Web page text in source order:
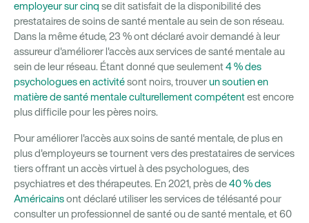
employeur sur cinq se dit satisfait de la disponibilité des
prestataires de soins de santé mentale au sein de son réseau.
Dans la même étude, 23 % ont déclaré avoir demandé à leur
assureur d'améliorer l'accès aux services de santé mentale au
sein de leur réseau. Étant donné que seulement4 % des
psychologues en activitésont noirs, trouverun soutien en
matière de santé mentale culturellement compétentest encore
plus difficile pour les pères noirs.
Pour améliorer l'accès aux soins de santé mentale, de plus en
plus d'employeurs se tournent vers des prestataires de services
tiers offrant un accès virtuel à des psychologues, des
psychiatres et des thérapeutes. En 2021, près de40 % des
Américainsont déclaré utiliser les services de télésanté pour
consulter un professionnel de santé ou de santé mentale, et 60